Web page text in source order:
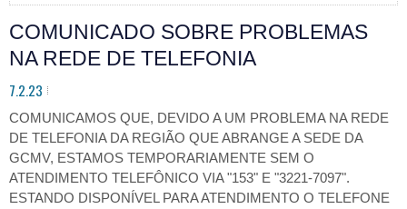
COMUNICADO SOBRE PROBLEMAS
NA REDE DE TELEFONIA
7.2.23
COMUNICAMOS QUE, DEVIDO A UM PROBLEMA NA REDE
DE TELEFONIA DA REGIÃO QUE ABRANGE A SEDE DA
GCMV, ESTAMOS TEMPORARIAMENTE SEM O
ATENDIMENTO TELEFÔNICO VIA "153" E "3221-7097".
ESTANDO DISPONÍVEL PARA ATENDIMENTO O TELEFONE